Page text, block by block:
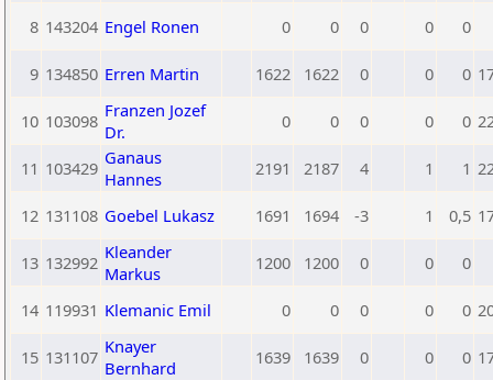
8 143204 Engel Ronen 0 0 0 0 0
9 134850 Erren Martin 1622 1622 0 0 0
10 103098 Franzen Jozef
Dr.
0 0 0 0 0
11 103429 Ganaus
Hannes
2191 2187 4 1 1
12 131108 Goebel Lukasz 1691 1694 -3 1 0,5
13 132992 Kleander
Markus
1200 1200 0 0 0
14 119931 Klemanic Emil 0 0 0 0 0
15 131107 Knayer
Bernhard
1639 1639 0 0 0